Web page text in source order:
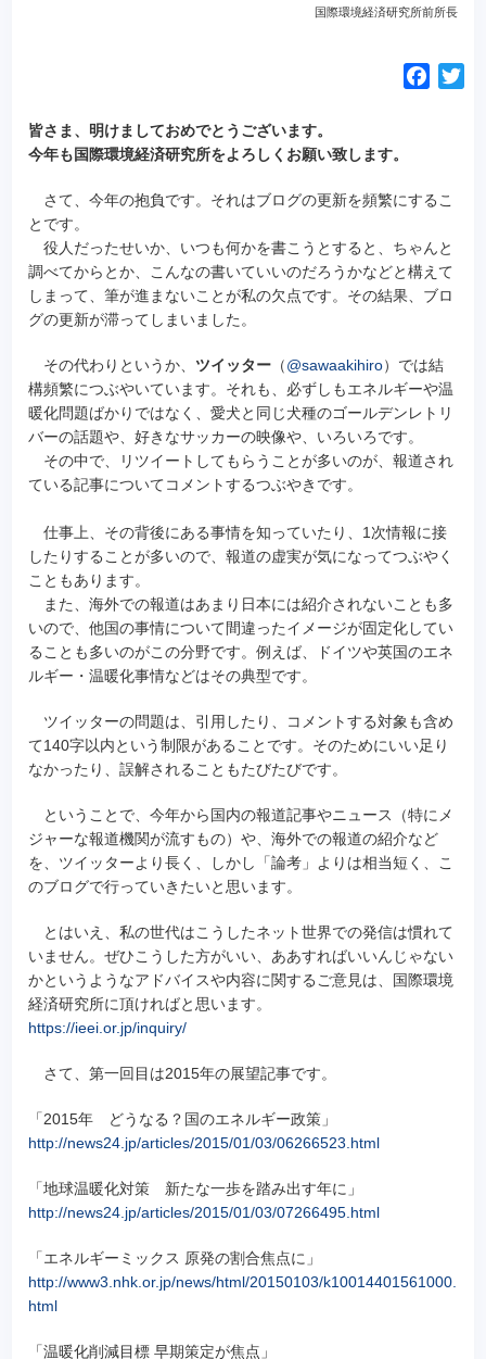
国際環境経済研究所前所長
o
k
皆さま、明けましておめでとうございます。
今年も国際環境経済研究所をよろしくお願い致します。
さて、今年の抱負です。それはブログの更新を頻繁にするこ
とです。
役人だったせいか、いつも何かを書こうとすると、ちゃんと
調べてからとか、こんなの書いていいのだろうかなどと構えて
しまって、筆が進まないことが私の欠点です。その結果、ブロ
グの更新が滞ってしまいました。
その代わりというか、 ツイッター（@sawaakihiro）では結
構頻繁につぶやいています。それも、必ずしもエネルギーや温
暖化問題ばかりではなく、愛犬と同じ犬種のゴールデンレトリ
バーの話題や、好きなサッカーの映像や、いろいろです。
その中で、リツイートしてもらうことが多いのが、報道され
ている記事についてコメントするつぶやきです。
仕事上、その背後にある事情を知っていたり、1次情報に接
したりすることが多いので、報道の虚実が気になってつぶやく
こともあります。
また、海外での報道はあまり日本には紹介されないことも多
いので、他国の事情について間違ったイメージが固定化してい
ることも多いのがこの分野です。例えば、ドイツや英国のエネ
ルギー・温暖化事情などはその典型です。
ツイッターの問題は、引用したり、コメントする対象も含め
て140字以内という制限があることです。そのためにいい足り
なかったり、誤解されることもたびたびです。
ということで、今年から国内の報道記事やニュース（特にメ
ジャーな報道機関が流すもの）や、海外での報道の紹介など
を、ツイッターより長く、しかし「論考」よりは相当短く、こ
のブログで行っていきたいと思います。
とはいえ、私の世代はこうしたネット世界での発信は慣れて
いません。ぜひこうした方がいい、ああすればいいんじゃない
かというようなアドバイスや内容に関するご意見は、国際環境
経済研究所に頂ければと思います。
https://ieei.or.jp/inquiry/
さて、第一回目は2015年の展望記事です。
「2015年 どうなる？国のエネルギー政策」
http://news24.jp/articles/2015/01/03/06266523.html
「地球温暖化対策 新たな一歩を踏み出す年に」
http://news24.jp/articles/2015/01/03/07266495.html
「エネルギーミックス 原発の割合焦点に」
http://www3.nhk.or.jp/news/html/20150103/k10014401561000.
html
「温暖化削減目標 早期策定が焦点」